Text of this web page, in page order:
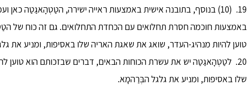
19. (10) בנוסף, בתובנה אישית באמצעות ראייה ישירה, הטַטְהָאגַטַה כאן
באמצעות חוכמה חסרת תחלואים עם הכחדת התחלואים. גם זה כוח של
טוען להיות מנהיג-העדר, שואג את שאגת האריה שלו באסיפות, ומניע את
20. לטַטְהָאגַטַה יש את עשרת הכוחות הבאים, דברים שבזכותם הוא טוען
שלו באסיפות, ומניע את גלגל הבְּרַהמָא.